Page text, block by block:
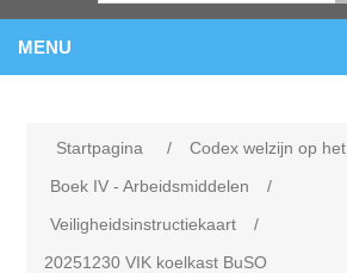
MENU
Startpagina / Codex welzijn op
Boek IV - Arbeidsmiddelen
/
Veiligheidsinstructiekaart
/
20251230 VIK koelkast BuSO